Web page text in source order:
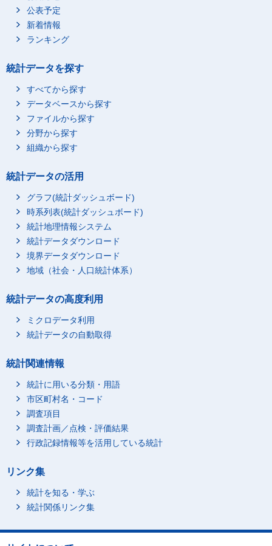
公表予定
新着情報
ランキング
統計データを探す
すべてから探す
データベースから探す
ファイルから探す
分野から探す
組織から探す
統計データの活用
グラフ(統計ダッシュボード)
時系列表(統計ダッシュボード)
統計地理情報システム
統計データダウンロード
境界データダウンロード
地域（社会・人口統計体系）
統計データの高度利用
ミクロデータ利用
統計データの自動取得
統計関連情報
統計に用いる分類・用語
市区町村名・コード
調査項目
調査計画／点検・評価結果
行政記録情報等を活用している統計
リンク集
統計を知る・学ぶ
統計関係リンク集